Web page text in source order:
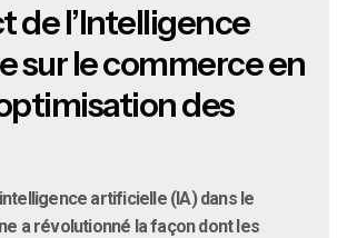
de l’Intelligence
sur le commerce en
des
artificielle (IA) dans le
a révolutionné la façon dont les